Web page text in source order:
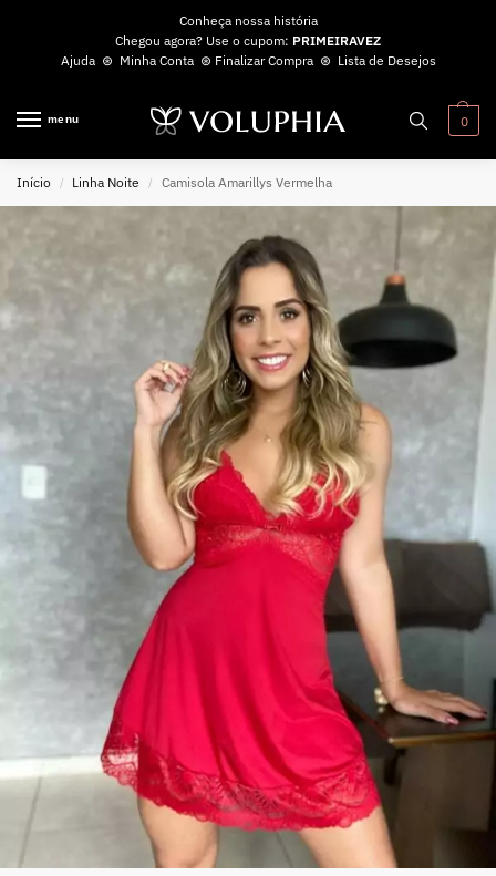
Conheça nossa história
Chegou agora? Use o cupom: PRIMEIRAVEZ
Ajuda⊛ Minha Conta⊛ Finalizar Compra⊛ Lista de Desejos
menu 0
Início / Linha Noite / Camisola Amarillys Vermelha